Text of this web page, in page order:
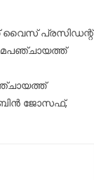
വൈസ് പ്രസിഡന്റ്
ജോസഫ്,